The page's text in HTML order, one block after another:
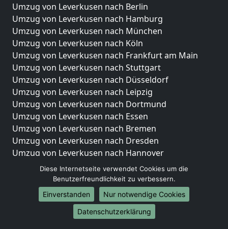
Umzug von Leverkusen nach Berlin
Umzug von Leverkusen nach Hamburg
Umzug von Leverkusen nach München
Umzug von Leverkusen nach Köln
Umzug von Leverkusen nach Frankfurt am Main
Umzug von Leverkusen nach Stuttgart
Umzug von Leverkusen nach Düsseldorf
Umzug von Leverkusen nach Leipzig
Umzug von Leverkusen nach Dortmund
Umzug von Leverkusen nach Essen
Umzug von Leverkusen nach Bremen
Umzug von Leverkusen nach Dresden
Umzug von Leverkusen nach Hannover
Umzug von Leverkusen nach Nürnberg
Umzug von Leverkusen nach Duisburg
Umzug von Leverkusen nach Bochum
Umzug von Leverkusen nach Wuppertal
Umzug von Leverkusen nach Bielefeld
Diese Internetseite verwendet Cookies um die
Benutzerfreundlichkeit zu verbessern.
Einverstanden
Nur notwendige Cookies
Datenschutzerklärung